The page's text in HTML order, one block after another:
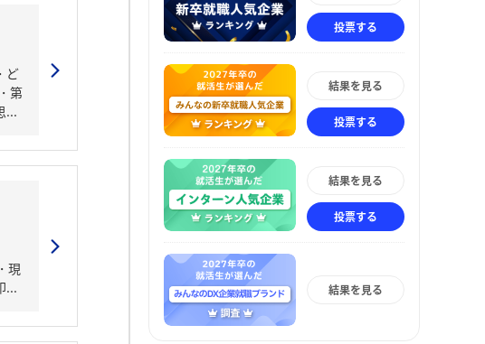
ど
第
...
現
...
投票する
結果を見る
投票する
結果を見る
投票する
結果を見る